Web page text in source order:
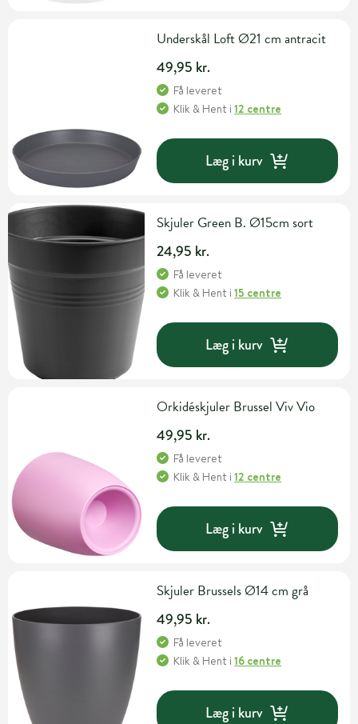
Underskål Loft Ø21 cm antracit
49,95 kr.
Få leveret
Klik & Hent i12 centre
Læg i kurv
Skjuler Green B. Ø15cm sort
24,95 kr.
Få leveret
Klik & Hent i15 centre
Læg i kurv
Orkidéskjuler Brussel Viv Vio
49,95 kr.
Få leveret
Klik & Hent i12 centre
Læg i kurv
Skjuler Brussels Ø14 cm grå
49,95 kr.
Få leveret
Klik & Hent i16 centre
Læg i kurv